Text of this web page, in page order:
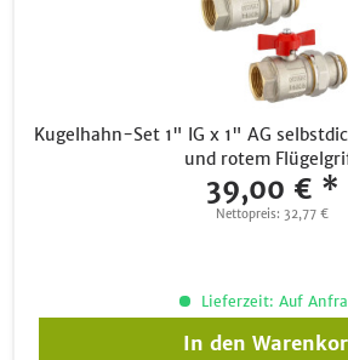
Kugelhahn-Set 1" IG x 1" AG
und rotem
39,00 € *
Nettopreis: 32,77 €
Lieferzeit: Auf
In den